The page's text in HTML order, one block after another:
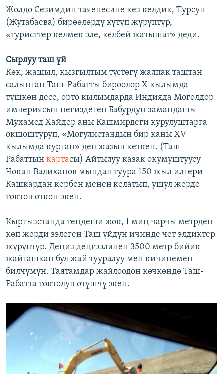
Жолдо Сезимдин таяенесине кез келдик, Турсун
(Жутабаева) бирөөлөрдү күтүп жүрүптүр,
«туристтер келмек эле, келбей жатышат» деди.
Сырлуу таш үй
Көк, жашыл, кызгылтым түстөгү жалпак таштан
салынган Таш-Рабатты бирөөлөр X кылымда
түшкөн десе, орто кылымдарда Индияда Моголдор
империясын негиздеген Бабурдун замандашы
Мухамед Хайдер аны Кашмирдеги курулуштарга
окшоштуруп, «Могулистандын бир каны XV
кылымда курган» деп жазып кеткен. (Таш-
Рабаттын картасы) Айтылуу казак окумуштуусу
Чокан Валиханов мындан туура 150 жыл илгери
Кашкардан кербен менен келатып, ушул жерде
токтоп өткөн экен.
Кыргызстанда теңдеши жок, 1 миң чарчы метрден
көп жерди ээлеген Таш үйдүн ичинде чет элдиктер
жүрүптүр. Деңиз деңгээлинен 3500 метр бийик
жайгашкан бул жай тууралуу мен кичинемен
билчүмүн. Таятамдар жайлоодон көчкөндө Таш-
Рабатта токтолуп өтүшчү экен.